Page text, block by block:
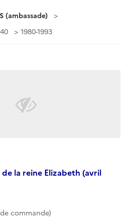
(ambassade)
1980-1993
la reine Elizabeth (avril
commande)